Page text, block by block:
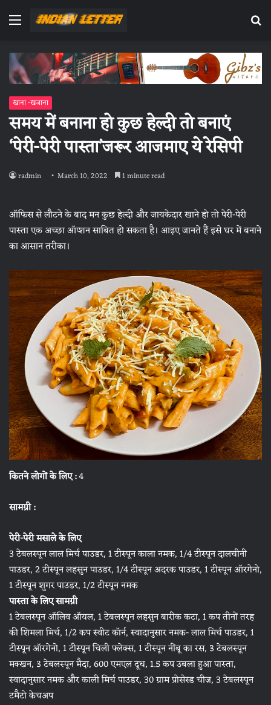
Menu
खाना -खजाना
समय में बनाना हो कुछ हेल्दी तो बनाएं
‘पेरी-पेरी पास्ता’जरूर आजमाए ये रेसिपी
radmin March 10, 2022 1 minute read
ऑफिस से लौटने के बाद मन कुछ हेल्दी और जायकेदार खाने हो तो पेरी-पेरी
पास्ता एक अच्छा ऑप्शन साबित हो सकता है। आइए जानते हैं इसे घर में बनाने
का आसान तरीका।
कितने लोगों के लिए :4
सामग्री :
पेरी-पेरी मसाले के लिए
3 टेबलस्पून लाल मिर्च पाउडर, 1 टीस्पून काला नमक, 1/4 टीस्पून दालचीनी
पाउडर, 2 टीस्पून लहसुन पाउडर, 1/4 टीस्पून अदरक पाउडर, 1 टीस्पून ऑरगेनो,
1 टीस्पून शुगर पाउडर, 1/2 टीस्पून नमक
पास्ता के लिए सामग्री
1 टेबलस्पून ऑलिव ऑयल, 1 टेबलस्पून लहसुन बारीक कटा, 1 कप तीनों तरह
की शिमला मिर्च, 1/2 कप स्वीट कॉर्न, स्वादानुसार नमक- लाल मिर्च पाउडर, 1
टीस्पून ऑरगेनो, 1 टीस्पून चिली फ्लेक्स, 1 टीस्पून नींबू का रस, 3 टेबलस्पून
मक्खन, 3 टेबलस्पून मैदा, 600 एमएल दूध, 1.5 कप उबला हुआ पास्ता,
स्वादानुसार नमक और काली मिर्च पाउडर, 30 ग्राम प्रोसेस्ड चीज़, 3 टेबलस्पून
टमैटो केचअप